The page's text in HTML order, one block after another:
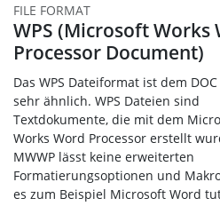
FILE FORMAT
WPS (Microsoft Works
Processor Document)
Das WPS Dateiformat ist dem
sehr ähnlich. WPS Dateien sind
Textdokumente, die mit dem
Works Word Processor erstellt
MWWP lässt keine erweiterten
Formatierungsoptionen und
es zum Beispiel Microsoft Word